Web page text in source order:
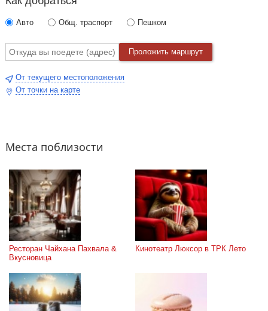
Авто Общ. траспорт Пешком
Проложить маршрут
От текущего местоположения
От точки на карте
Места поблизости
Ресторан Чайхана Пахвала &
Вкусновица
Кинотеатр Люксор в ТРК Лето